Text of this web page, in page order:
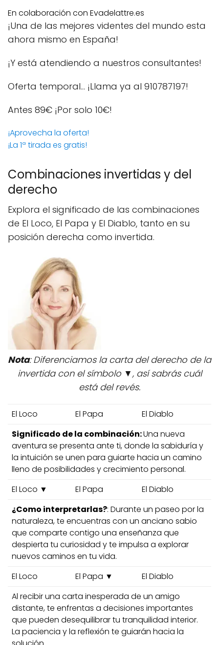
En colaboración con Evadelattre.es
¡Una de las mejores videntes del mundo esta
ahora mismo en España!
¡Y está atendiendo a nuestros consultantes!
Oferta temporal… ¡Llama ya al 910787197!
Antes 89€ ¡Por solo 10€!
¡Aprovecha la oferta!
¡La 1ª tirada es gratis!
Combinaciones invertidas y del
derecho
Explora el significado de las combinaciones
de El Loco, El Papa y El Diablo, tanto en su
posición derecha como invertida.
Nota: Diferenciamos la carta del derecho de la
invertida con el símbolo ▼, así sabrás cuál
está del revés.
El Loco El Papa
El Diablo
Significado de la combinación:Una nueva
aventura se presenta ante ti, donde la sabiduría y
la intuición se unen para guiarte hacia un camino
lleno de posibilidades y crecimiento personal.
El Loco ▼
El Papa
El Diablo
¿Como interpretarlas?: Durante un paseo por la
naturaleza, te encuentras con un anciano sabio
que comparte contigo una enseñanza que
despierta tu curiosidad y te impulsa a explorar
nuevos caminos en tu vida.
El Loco
El Papa ▼
El Diablo
Al recibir una carta inesperada de un amigo
distante, te enfrentas a decisiones importantes
que pueden desequilibrar tu tranquilidad interior.
La paciencia y la reflexión te guiarán hacia la